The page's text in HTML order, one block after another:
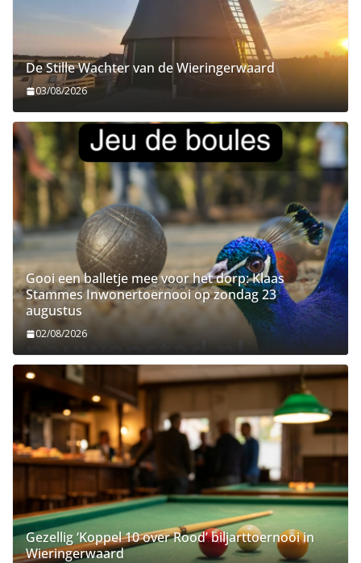
De Stille Wachter van de Wieringerwaard
03/08/2026
Gooi een balletje mee voor het dorp: Klaas
Stammes Inwonertoernooi op zondag 23
augustus
02/08/2026
Gezellig ‘Koppel 10 over Rood’ biljarttoernooi in
Wieringerwaard